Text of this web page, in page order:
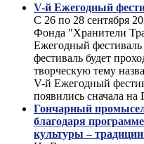
V-й Ежегодный
С 26 по 28 сентября
Фонда "Хранители
Ежегодный
фестиваль будет
творческую тему
V-й Ежегодный
появились сначала
Гончарный
благодаря
культуры –